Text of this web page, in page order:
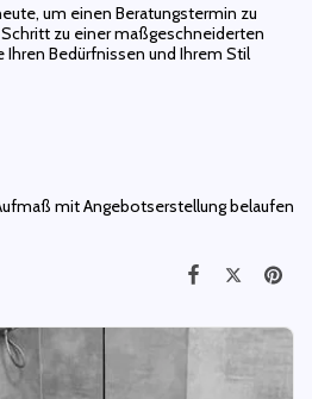
um einen Beratungstermin zu
zu einer maßgeschneiderten
Ihren Bedürfnissen und Ihrem Stil
mit Angebotserstellung belaufen